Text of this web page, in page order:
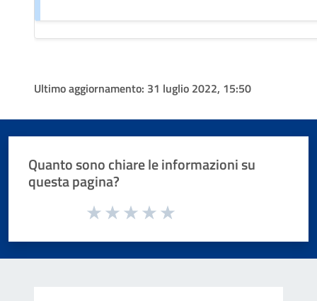
Ultimo aggiornamento: 31 luglio 2022, 15:50
Quanto sono chiare le informazioni su
questa pagina?
Valuta da 1 a 5 stelle la pagina